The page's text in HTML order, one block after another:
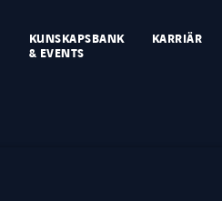
KUNSKAPSBANK
& EVENTS
KARRIÄR